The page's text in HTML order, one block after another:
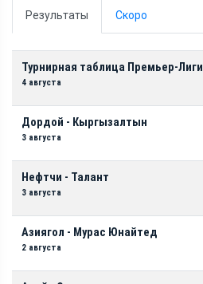
Результаты Скоро
Турнирная таблица Премьер-Лиги
4 августа
Дордой - Кыргызалтын
3 августа
Нефтчи - Талант
3 августа
Азиягол - Мурас Юнайтед
2 августа